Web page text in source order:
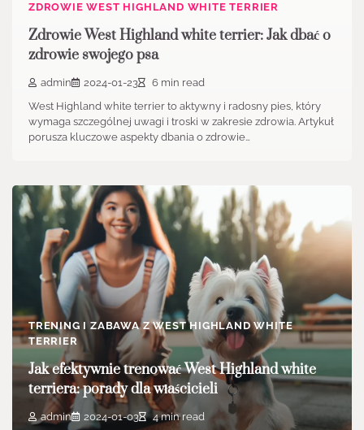
ZDROWIE WEST HIGHLAND WHITE TERRIER
Zdrowie West Highland white terrier: Jak dbać o
zdrowie swojego psa
admin 2024-01-23
6 min read
West Highland white terrier to aktywny i radosny pies, który
wymaga szczególnej uwagi i troski w zakresie zdrowia. Artykuł
porusza kluczowe aspekty dbania o zdrowie…
TRENING I ZABAWA Z WEST HIGHLAND WHITE
TERRIER
Jak efektywnie trenować West Highland white
terriera: porady dla właścicieli
admin 2024-01-03
4 min read